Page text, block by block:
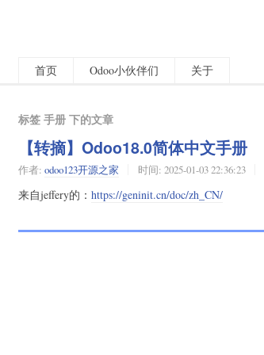
首页 Odoo小伙伴们 关于
标签 手册 下的文章
【转摘】Odoo18.0简体中文手册
作者:odoo123开源之家 时间:2025-01-03 22:36:23
来自jeffery的：https://geninit.cn/doc/zh_CN/